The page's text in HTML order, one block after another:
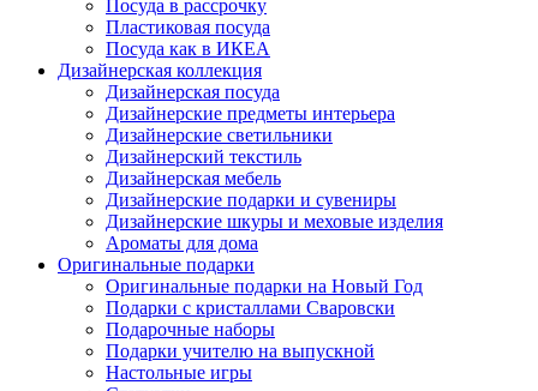
Посуда в рассрочку
Пластиковая посуда
Посуда как в ИКЕА
Дизайнерская коллекция
Дизайнерская посуда
Дизайнерские предметы интерьера
Дизайнерские светильники
Дизайнерский текстиль
Дизайнерская мебель
Дизайнерские подарки и сувениры
Дизайнерские шкуры и меховые изделия
Ароматы для дома
Оригинальные подарки
Оригинальные подарки на Новый Год
Подарки с кристаллами Сваровски
Подарочные наборы
Подарки учителю на выпускной
Настольные игры